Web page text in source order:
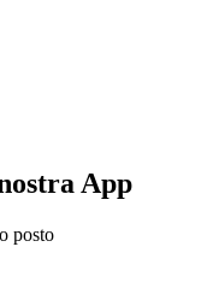
App
posto